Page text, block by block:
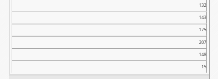
132
143
175
207
148
15